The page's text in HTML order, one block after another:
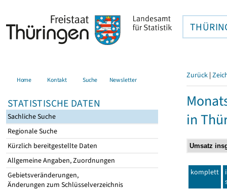
Home Kontakt Suche Newsletter
STATISTISCHE DATEN
Sachliche Suche
Regionale Suche
Kürzlich bereitgestellte Daten
Allgemeine Angaben, Zuordnungen
Gebietsveränderungen,
Änderungen zum Schlüsselverzeichnis
Zurück |
in
komplett